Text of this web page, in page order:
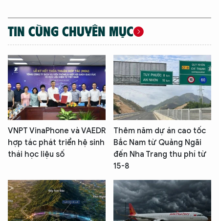
TIN CÙNG CHUYÊN MỤC
VNPT VinaPhone và VAEDR
hợp tác phát triển hệ sinh
thái học liệu số
Thêm năm dự án cao tốc
Bắc Nam từ Quảng Ngãi
đến Nha Trang thu phí từ
15-8
XIN CHÀO,
TÔI LÀ CHATBOT CỦA
Hãy hỏi tôi bất kỳ điều gì bạn cần biết về
An Ninh Thủ Đô nhé. Tôi sẵn sàng hỗ trợ!